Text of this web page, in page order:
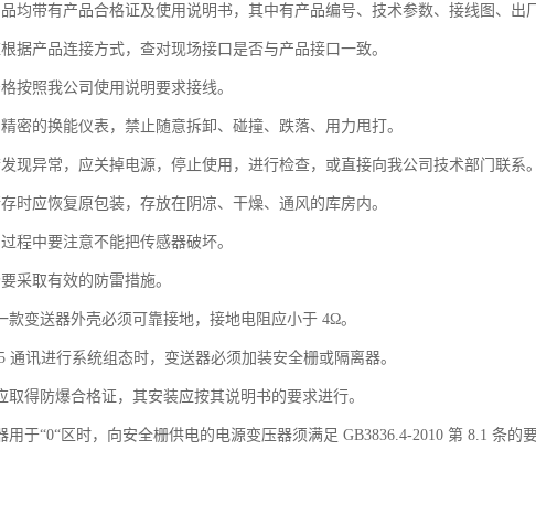
均带有产品合格证及使用说明书，其中有产品编号、技术参数、接线图、出
据产品连接方式，查对现场接口是否与产品接口一致。
按照我公司使用说明要求接线。
密的换能仪表，禁止随意拆卸、碰撞、跌落、用力甩打。
现异常，应关掉电源，停止使用，进行检查，或直接向我公司技术部门联系
时应恢复原包装，存放在阴凉、干燥、通风的库房内。
程中要注意不能把传感器破坏。
采取有效的防雷措施。
款变送器外壳必须可靠接地，接地电阻应小于 4Ω。
通讯进行系统组态时，变送器必须加装安全栅或隔离器。
取得防爆合格证，其安装应按其说明书的要求进行。
用于“0“区时，向安全栅供电的电源变压器须满足 GB3836.4-2010 第 8.1 条的要